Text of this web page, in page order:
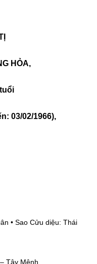
HỎA,
03/02/1966),
• Sao Cửu diệu: Thái
Tây Mệnh